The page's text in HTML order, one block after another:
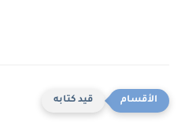
قيد كتابه